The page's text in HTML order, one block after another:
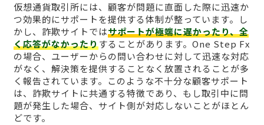
仮想通貨取引所には、顧客が問題に直面した際に迅速か
つ効果的にサポートを提供する体制が整っています。し
かし、詐欺サイトではサポートが極端に遅かったり、全
く応答がなかったりすることがあります。One Step Fx
の場合、ユーザーからの問い合わせに対して迅速な対応
がなく、解決策を提供することなく放置されることが多
く報告されています。このような不十分な顧客サポート
は、詐欺サイトに共通する特徴であり、もし取引中に問
題が発生した場合、サイト側が対応しないことがほとん
どです。